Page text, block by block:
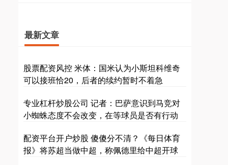
最新文章
股票配资风控 米体：国米认为小斯坦科维奇
可以接班恰20，后者的续约暂时不着急
专业杠杆炒股公司 记者：巴萨意识到马竞对
小蜘蛛态度不会改变，在等球员是否有行动
配资平台开户炒股 傻傻分不清？《每日体育
报》将苏超当做中超，称佩德里给中超开球